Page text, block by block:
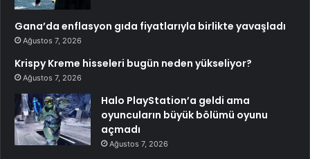
Gana’da enflasyon gıda fiyatlarıyla birlikte yavaşladı
Ağustos 7, 2026
Krispy Kreme hisseleri bugün neden yükseliyor?
Ağustos 7, 2026
Halo PlayStation’a geldi ama
oyuncuların büyük bölümü oyunu
açmadı
Ağustos 7, 2026